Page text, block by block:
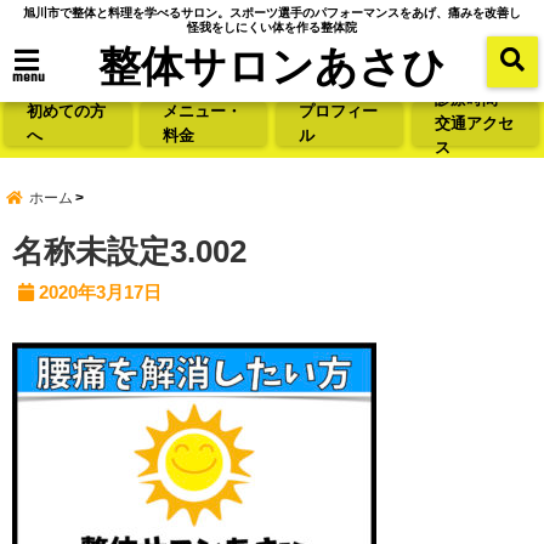
旭川市で整体と料理を学べるサロン。スポーツ選手のパフォーマンスをあげ、痛みを改善し
怪我をしにくい体を作る整体院
menu 整体サロンあさひ
初めての方
へ
メニュー・
料金
プロフィー
ル
診療時間・
交通アクセ
ス
ホーム
名称未設定3.002
2020年3月17日